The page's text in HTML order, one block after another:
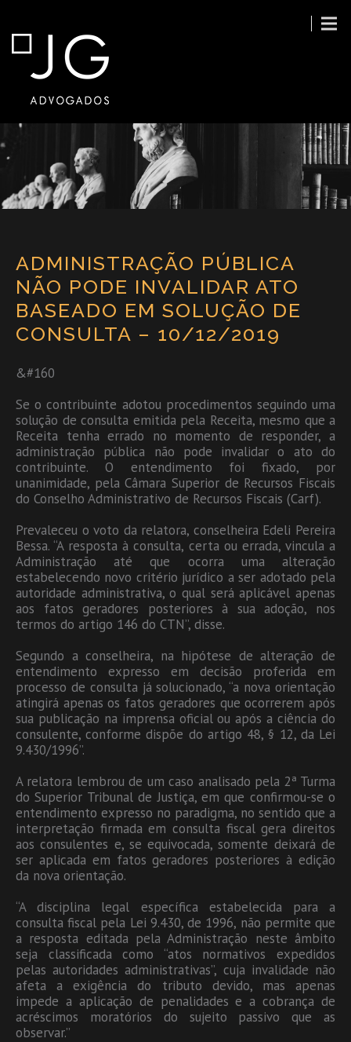
ADMINISTRAÇÃO PÚBLICA
NÃO PODE INVALIDAR ATO
BASEADO EM SOLUÇÃO DE
CONSULTA – 10/12/2019
&#160
Se o contribuinte adotou procedimentos seguindo uma
solução de consulta emitida pela Receita, mesmo que a
Receita tenha errado no momento de responder, a
administração pública não pode invalidar o ato do
contribuinte. O entendimento foi fixado, por
unanimidade, pela Câmara Superior de Recursos Fiscais
do Conselho Administrativo de Recursos Fiscais (Carf).
Prevaleceu o voto da relatora, conselheira Edeli Pereira
Bessa. “A resposta à consulta, certa ou errada, vincula a
Administração até que ocorra uma alteração
estabelecendo novo critério jurídico a ser adotado pela
autoridade administrativa, o qual será aplicável apenas
aos fatos geradores posteriores à sua adoção, nos
termos do artigo 146 do CTN”, disse.
Segundo a conselheira, na hipótese de alteração de
entendimento expresso em decisão proferida em
processo de consulta já solucionado, “a nova orientação
atingirá apenas os fatos geradores que ocorrerem após
sua publicação na imprensa oficial ou após a ciência do
consulente, conforme dispõe do artigo 48, § 12, da Lei
9.430/1996”.
A relatora lembrou de um caso analisado pela 2ª Turma
do Superior Tribunal de Justiça, em que confirmou-se o
entendimento expresso no paradigma, no sentido que a
interpretação firmada em consulta fiscal gera direitos
aos consulentes e, se equivocada, somente deixará de
ser aplicada em fatos geradores posteriores à edição
da nova orientação.
“A disciplina legal específica estabelecida para a
consulta fiscal pela Lei 9.430, de 1996, não permite que
a resposta editada pela Administração neste âmbito
seja classificada como “atos normativos expedidos
pelas autoridades administrativas”, cuja invalidade não
afeta a exigência do tributo devido, mas apenas
impede a aplicação de penalidades e a cobrança de
acréscimos moratórios do sujeito passivo que as
observar.”